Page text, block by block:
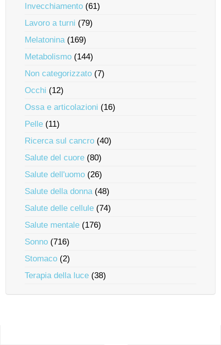
Invecchiamento (61)
Lavoro a turni (79)
Melatonina(169)
Metabolismo (144)
Non categorizzato (7)
Occhi (12)
Ossa e articolazioni (16)
Pelle (11)
Ricerca sul cancro (40)
Salute del cuore (80)
Salute dell'uomo (26)
Salute della donna(48)
Salute delle cellule (74)
Salute mentale (176)
Sonno (716)
Stomaco (2)
Terapia della luce (38)